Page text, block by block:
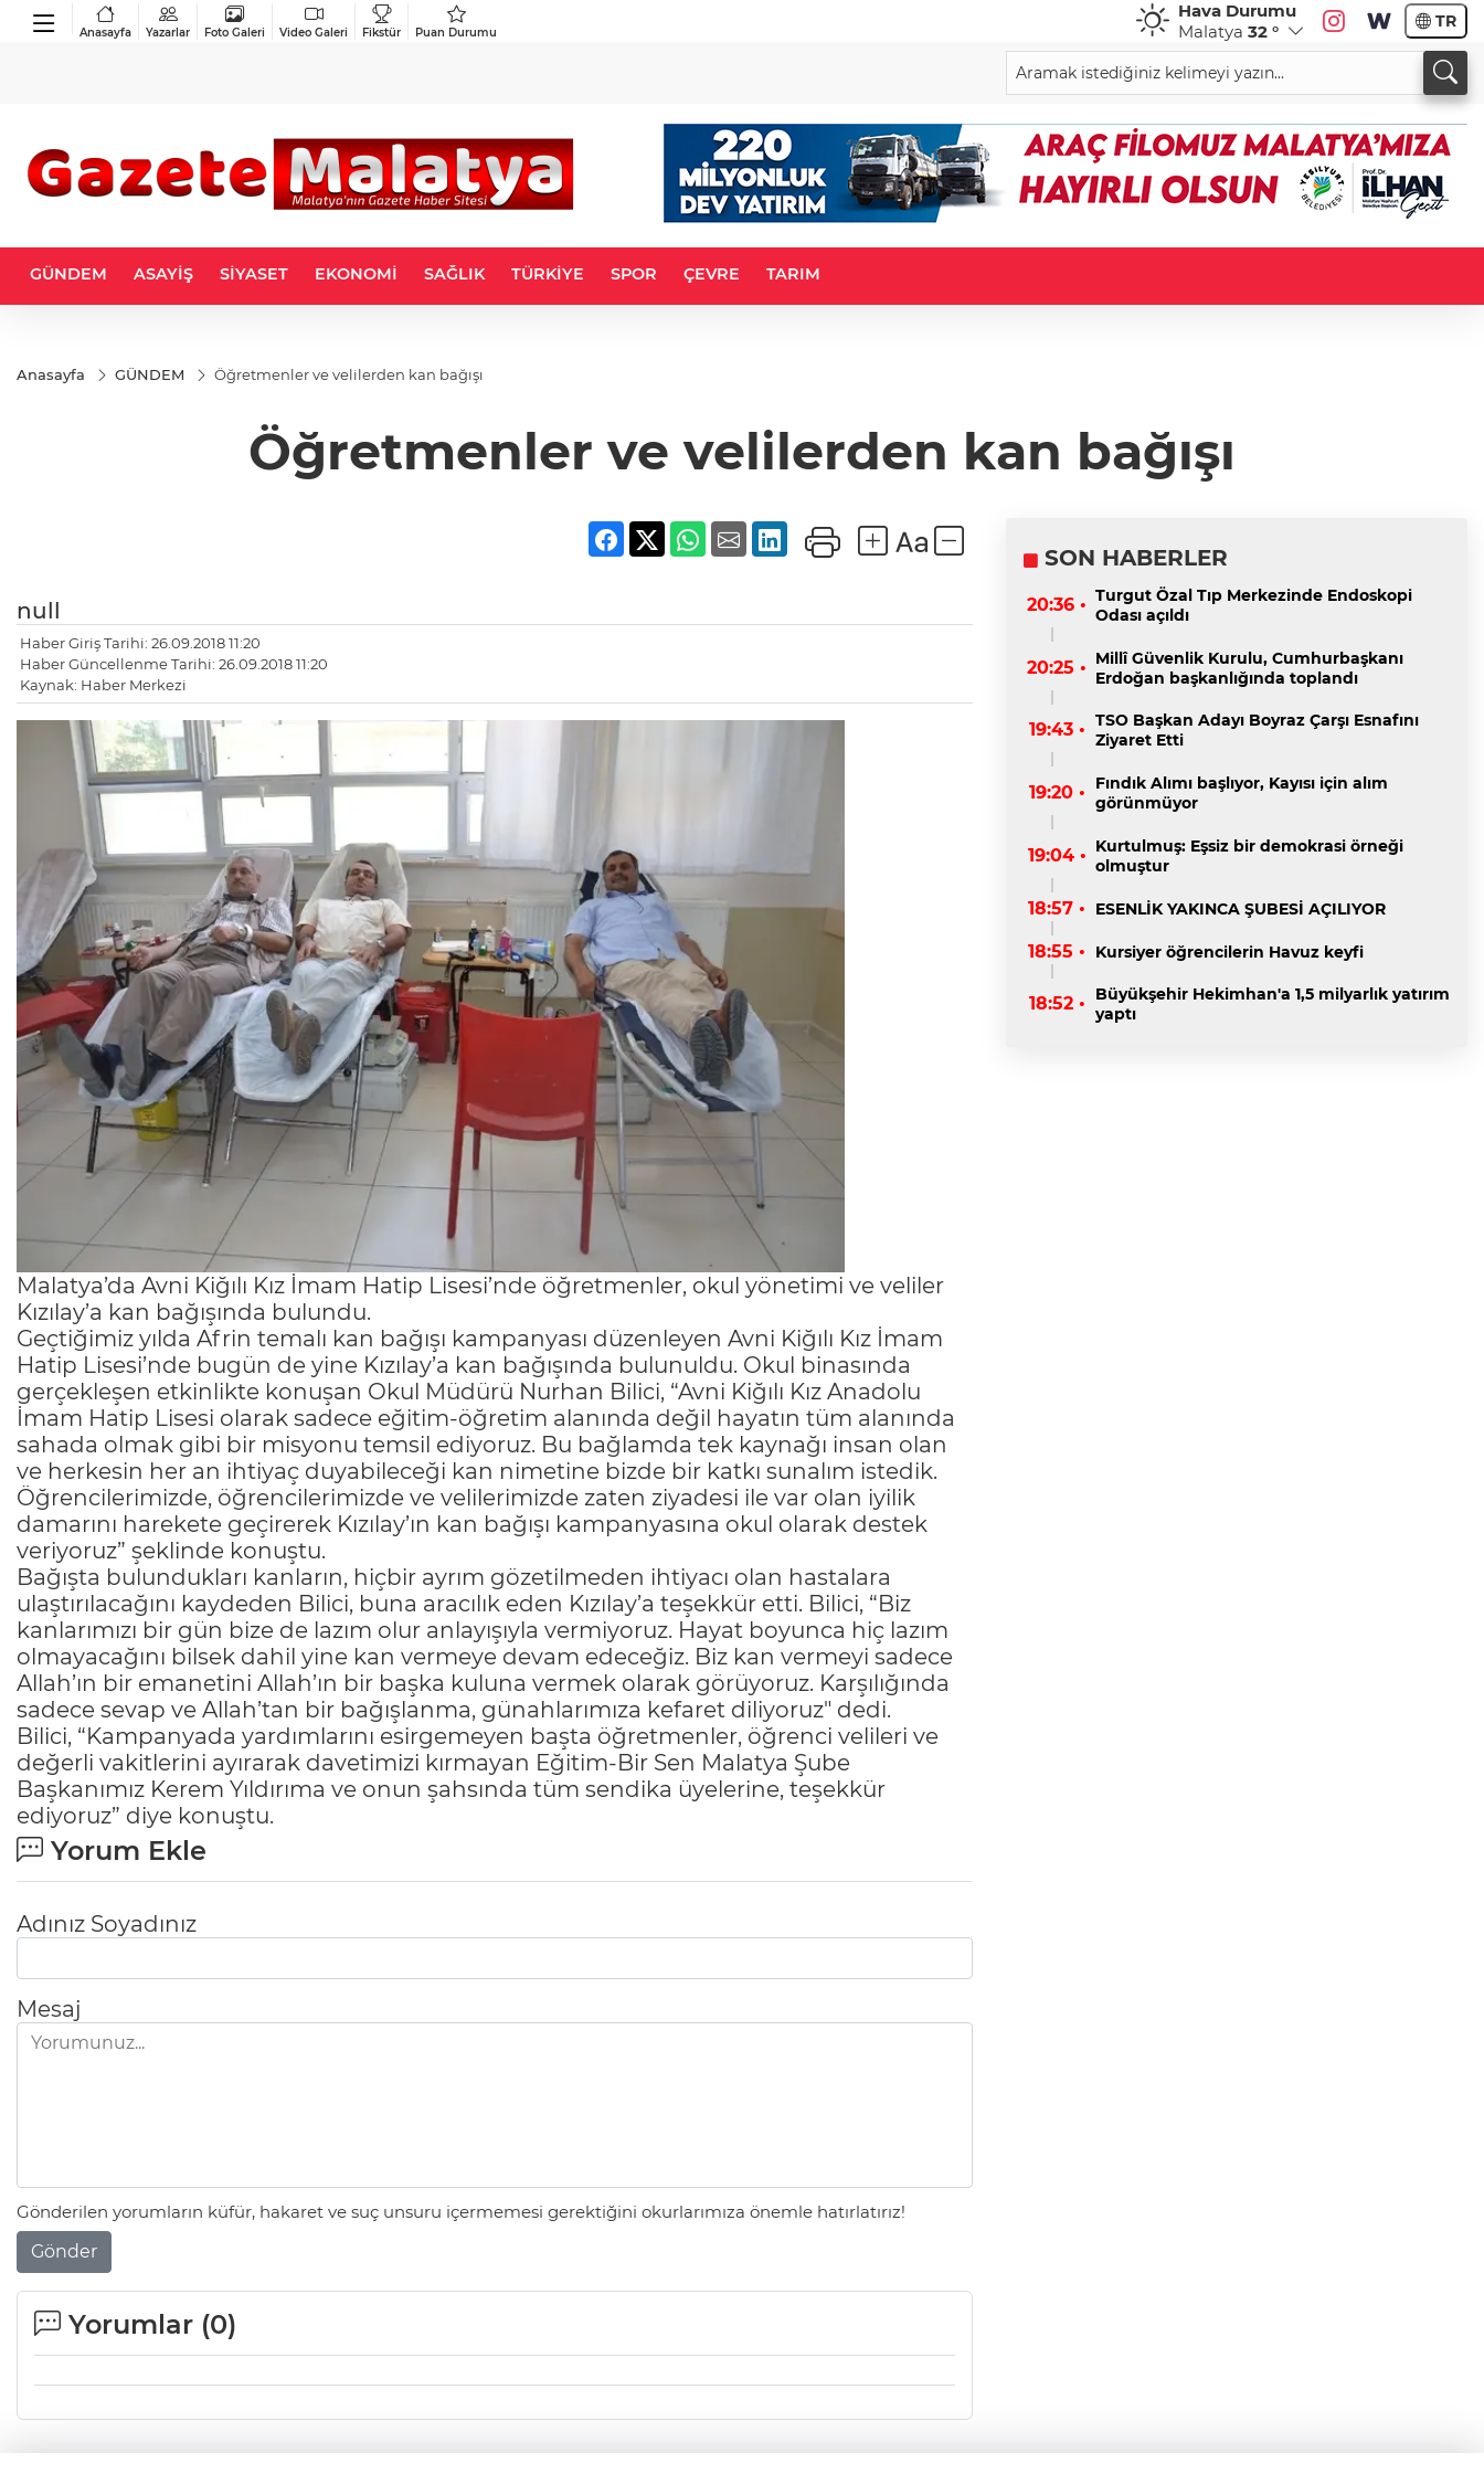
Anasayfa Yazarlar Foto Galeri Video Galeri Fikstür Puan Durumu
Hava Durumu
Malatya 32 ° TR
GÜNDEM ASAYİŞ SİYASET EKONOMİ SAĞLIK TÜRKİYE SPOR ÇEVRE TARIM
Anasayfa GÜNDEM Öğretmenler ve velilerden kan bağışı
Öğretmenler ve velilerden kan bağışı
null
Haber Giriş Tarihi: 26.09.2018 11:20
Haber Güncellenme Tarihi: 26.09.2018 11:20
Kaynak: Haber Merkezi
Malatya’da Avni Kiğılı Kız İmam Hatip Lisesi’nde öğretmenler, okul yönetimi ve veliler
Kızılay’a kan bağışında bulundu.
Geçtiğimiz yılda Afrin temalı kan bağışı kampanyası düzenleyen Avni Kiğılı Kız İmam
Hatip Lisesi’nde bugün de yine Kızılay’a kan bağışında bulunuldu. Okul binasında
gerçekleşen etkinlikte konuşan Okul Müdürü Nurhan Bilici, “Avni Kiğılı Kız Anadolu
İmam Hatip Lisesi olarak sadece eğitim-öğretim alanında değil hayatın tüm alanında
sahada olmak gibi bir misyonu temsil ediyoruz. Bu bağlamda tek kaynağı insan olan
ve herkesin her an ihtiyaç duyabileceği kan nimetine bizde bir katkı sunalım istedik.
Öğrencilerimizde, öğrencilerimizde ve velilerimizde zaten ziyadesi ile var olan iyilik
damarını harekete geçirerek Kızılay’ın kan bağışı kampanyasına okul olarak destek
veriyoruz” şeklinde konuştu.
Bağışta bulundukları kanların, hiçbir ayrım gözetilmeden ihtiyacı olan hastalara
ulaştırılacağını kaydeden Bilici, buna aracılık eden Kızılay’a teşekkür etti. Bilici, “Biz
kanlarımızı bir gün bize de lazım olur anlayışıyla vermiyoruz. Hayat boyunca hiç lazım
olmayacağını bilsek dahil yine kan vermeye devam edeceğiz. Biz kan vermeyi sadece
Allah’ın bir emanetini Allah’ın bir başka kuluna vermek olarak görüyoruz. Karşılığında
sadece sevap ve Allah’tan bir bağışlanma, günahlarımıza kefaret diliyoruz" dedi.
Bilici, “Kampanyada yardımlarını esirgemeyen başta öğretmenler, öğrenci velileri ve
değerli vakitlerini ayırarak davetimizi kırmayan Eğitim-Bir Sen Malatya Şube
Başkanımız Kerem Yıldırıma ve onun şahsında tüm sendika üyelerine, teşekkür
ediyoruz” diye konuştu.
Yorum Ekle
Adınız Soyadınız
Mesaj
Gönderilen yorumların küfür, hakaret ve suç unsuru içermemesi gerektiğini okurlarımıza önemle hatırlatırız!
Gönder
Yorumlar (0)
SON HABERLER
20:36 • Turgut Özal Tıp Merkezinde Endoskopi
Odası açıldı
20:25 • Millî Güvenlik Kurulu, Cumhurbaşkanı
Erdoğan başkanlığında toplandı
19:43 • TSO Başkan Adayı Boyraz Çarşı Esnafını
Ziyaret Etti
19:20 •
Fındık Alımı başlıyor, Kayısı için alım
görünmüyor
19:04 • Kurtulmuş: Eşsiz bir demokrasi örneği
olmuştur
18:57 • ESENLİK YAKINCA ŞUBESİ AÇILIYOR
18:55 • Kursiyer öğrencilerin Havuz keyfi
18:52 •
Büyükşehir Hekimhan'a 1,5 milyarlık yatırım
yaptı